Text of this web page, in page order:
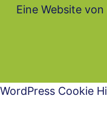
Eine Website
WordPress Cookie